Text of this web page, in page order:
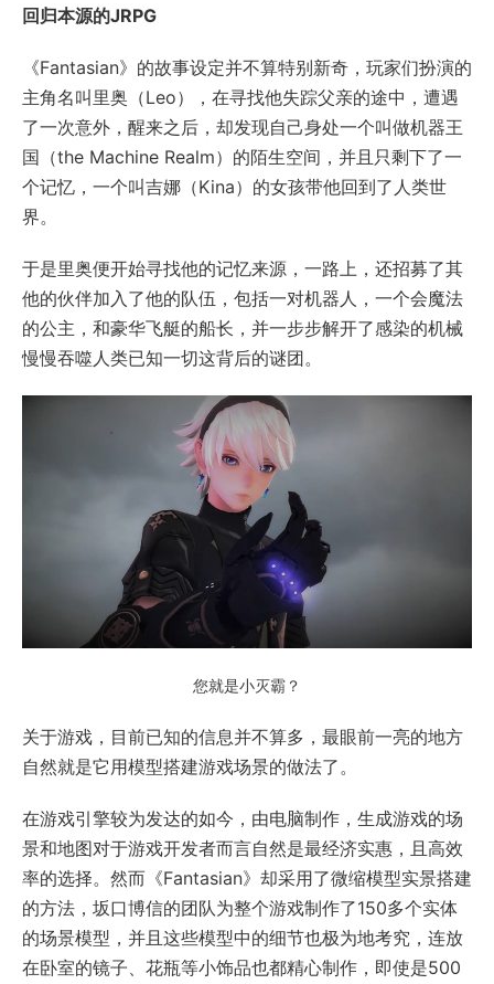
回归本源的JRPG
《Fantasian》的故事设定并不算特别新奇，玩家们扮演的
主角名叫里奥（Leo），在寻找他失踪父亲的途中，遭遇
了一次意外，醒来之后，却发现自己身处一个叫做机器王
国（the Machine Realm）的陌生空间，并且只剩下了一
个记忆，一个叫吉娜（Kina）的女孩带他回到了人类世
界。
于是里奥便开始寻找他的记忆来源，一路上，还招募了其
他的伙伴加入了他的队伍，包括一对机器人，一个会魔法
的公主，和豪华飞艇的船长，并一步步解开了感染的机械
慢慢吞噬人类已知一切这背后的谜团。
您就是小灭霸？
关于游戏，目前已知的信息并不算多，最眼前一亮的地方
自然就是它用模型搭建游戏场景的做法了。
在游戏引擎较为发达的如今，由电脑制作，生成游戏的场
景和地图对于游戏开发者而言自然是最经济实惠，且高效
率的选择。然而《Fantasian》却采用了微缩模型实景搭建
的方法，坂口博信的团队为整个游戏制作了150多个实体
的场景模型，并且这些模型中的细节也极为地考究，连放
在卧室的镜子、花瓶等小饰品也都精心制作，即使是500